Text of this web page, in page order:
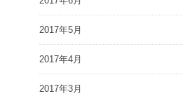
2017年5月
2017年4月
2017年3月